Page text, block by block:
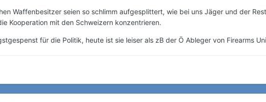
Waffenbesitzer seien so schlimm aufgesplittert, wie bei uns Jäger und der
Kooperation mit den Schweizern konzentrieren.
für die Politik, heute ist sie leiser als zB der Ö Ableger von Firearms